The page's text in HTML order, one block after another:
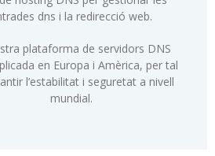
dns i la redirecció web.
plataforma de servidors DNS
en Europa i Amèrica, per tal
l’estabilitat i seguretat a nivell
mundial.